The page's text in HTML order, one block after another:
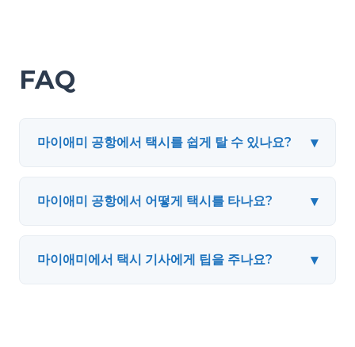
FAQ
마이애미 공항에서 택시를 쉽게 탈 수 있나요? ▾
마이애미 공항에서 어떻게 택시를 타나요? ▾
마이애미에서 택시 기사에게 팁을 주나요? ▾